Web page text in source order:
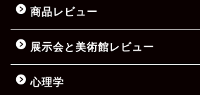
商品レビュー
展示会と美術館レビュー
心理学